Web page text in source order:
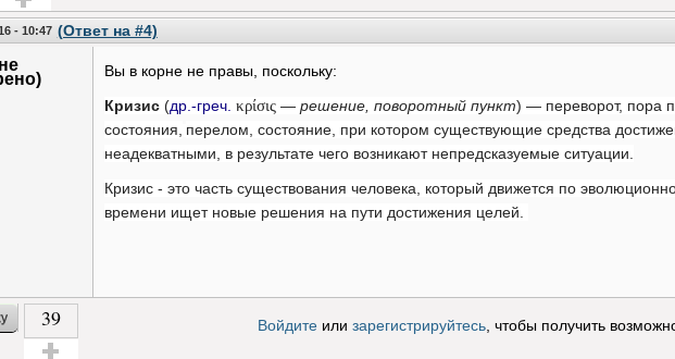
за!
- 10:47 (Ответ на #4)
Вы в корне не правы, поскольку:
Кризис(др.-греч. κρίσις— решение, поворотный пункт) — переворот, пора
состояния, перелом, состояние, при котором существующие средства
неадекватными, в результате чего возникают непредсказуемые ситуации.
Кризис - это часть существования человека, который движется по
времени ищет новые решения на пути достижения целей.
39 Войдитеили зарегистрируйтесь, чтобы получить